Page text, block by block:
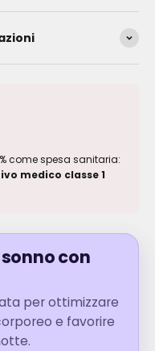
come spesa sanitaria:
medico classe 1
con
per ottimizzare
e favorire